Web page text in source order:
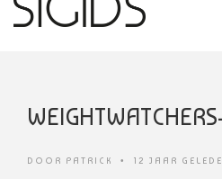
BELEEF DE MAGIE VAN
DOOR PATRICK • 12 JAAR